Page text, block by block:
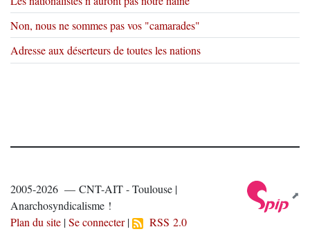
Non, nous ne sommes pas vos "camarades"
Adresse aux déserteurs de toutes les nations
2005-2026 — CNT-AIT - Toulouse |
Anarchosyndicalisme !
Plan du site |Se connecter| RSS 2.0